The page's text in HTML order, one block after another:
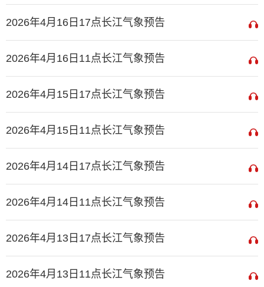
2026年4月16日17点长江气象预告
2026年4月16日11点长江气象预告
2026年4月15日17点长江气象预告
2026年4月15日11点长江气象预告
2026年4月14日17点长江气象预告
2026年4月14日11点长江气象预告
2026年4月13日17点长江气象预告
2026年4月13日11点长江气象预告